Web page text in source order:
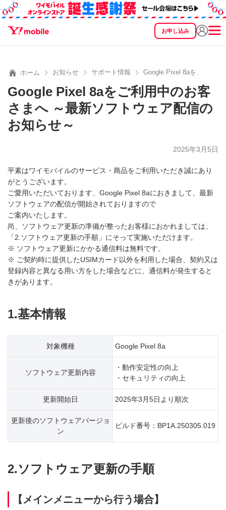
お申し込み
SEARCH
ホーム お知らせ サポート情報 Google Pixel 8aをご利用中
Google Pixel 8aをご利用中のお客
さまへ ～最新ソフトウェア配信の
お知らせ～
2025年3月5日
平素はワイモバイルのサービス・商品をご利用いただき誠にあり
がとうございます。
ご愛用いただいております、Google Pixel 8aにおきまして、最新
ソフトウェアの配信が開始されておりますので
ご案内いたします。
尚、ソフトウェア更新の準備が整ったお客様におかれましては、
「2.ソフトウェア更新の手順」にそって実施いただけます。
※ ソフトウェア更新にかかる通信料は無料です。
※ ご契約時に提供したUSIMカード以外を利用した場合、契約又は
登録内容と異なる用い方をした場合などに、通信料が発生すると
きがあります。
1.基本情報
対象機種 Google Pixel 8a
ソフトウェア更新内容
・動作安定性の向上
・セキュリティの向上
更新開始日 2025年3月5日より順次
更新後のソフトウェアバージョ
ン
ビルド番号：BP1A.250305.019
2.ソフトウェア更新の手順
【メインメニューから行う場合】